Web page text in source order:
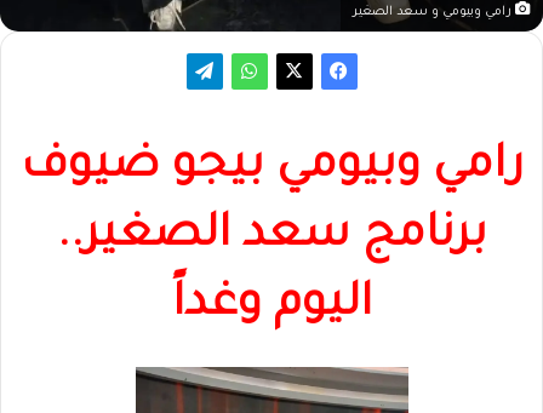
رامي وبيومي و سعد الصغير
رامي وبيومي بيجو ضيوف
برنامج سعد الصغير..
اليوم وغداً